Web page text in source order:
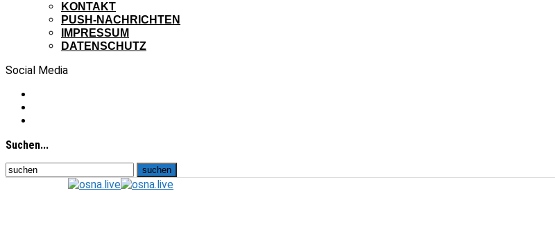
KONTAKT
PUSH-NACHRICHTEN
IMPRESSUM
DATENSCHUTZ
Social Media
Suchen...